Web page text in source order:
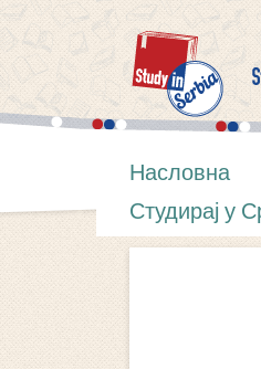
Насловна
Студирај у